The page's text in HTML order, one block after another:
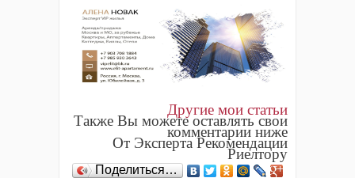
Другие мои статьи
Также Вы можете оставлять свои
комментарии ниже
От Эксперта Рекомендации
Риелтору
Поделиться…